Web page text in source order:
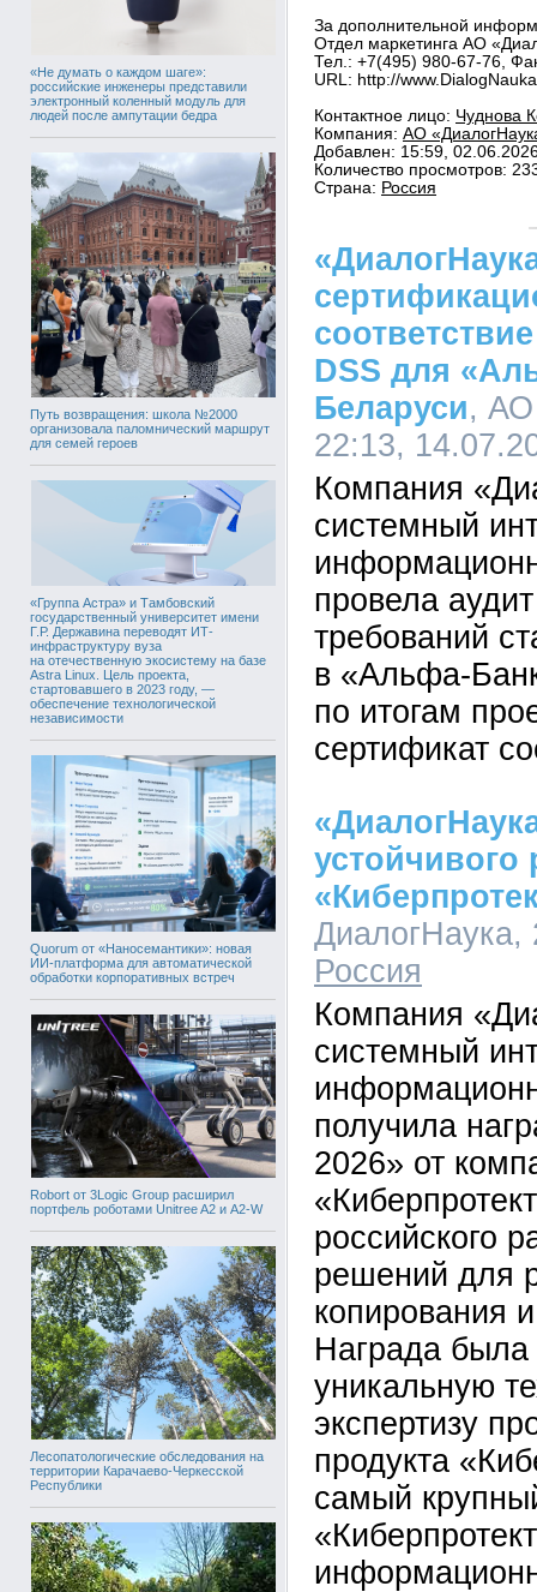
«Не думать о каждом шаге»:
российские инженеры представили
электронный коленный модуль для
людей после ампутации бедра
Путь возвращения: школа №2000
организовала паломнический маршрут
для семей героев
«Группа Астра» и Тамбовский
государственный университет имени
Г.Р. Державина переводят ИТ-
инфраструктуру вуза
на отечественную экосистему на базе
Astra Linux. Цель проекта,
стартовавшего в 2023 году, —
обеспечение технологической
независимости
Quorum от «Наносемантики»: новая
ИИ-платформа для автоматической
обработки корпоративных встреч
Robort от 3Logic Group расширил
портфель роботами Unitree A2 и A2-W
Лесопатологические обследования на
территории Карачаево-Черкесской
Республики
За дополнительной
Отдел маркетинга АО
Тел.: +7(495) 980-67-76,
URL: http://
Контактное лицо: Чуднова
Компания: АО
Добавлен: 15:59,
Количество просмотров:
Страна: Россия
DSS для
Беларуси, АО
22:13,
Компания
системный
провела
требований
в «Альфа-
по итогам
сертификат
устойчивого
ДиалогНаука,
Россия
Компания
системный
получила
2026» от
российского
решений для
копирования
Награда была
уникальную
экспертизу
продукта
самый